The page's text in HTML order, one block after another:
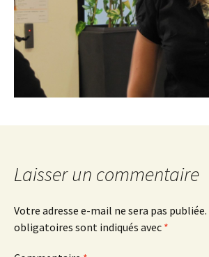
Laisser un commentaire
Votre adresse e-mail ne sera pas publiée.
obligatoires sont indiqués avec *